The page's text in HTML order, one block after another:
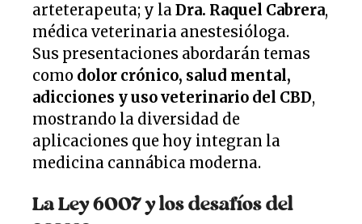
arteterapeuta; y laDra. Raquel Cabrera,
médica veterinaria anestesióloga.
Sus presentaciones abordarán temas
como dolor crónico, salud mental,
adicciones y uso veterinario del CBD,
mostrando la diversidad de
aplicaciones que hoy integran la
medicina cannábica moderna.
La Ley 6007 y los desafíos del